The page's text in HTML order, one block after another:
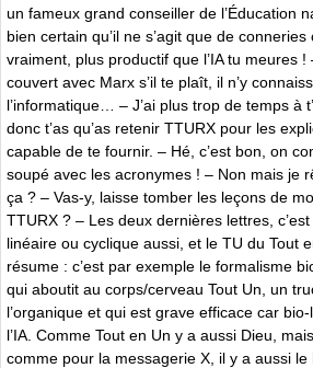
un fameux grand conseiller de l’Éducation
bien certain qu’il ne s’agit que de
vraiment, plus productif que l’IA tu meures
couvert avec Marx s’il te plaît, il n’y
l’informatique… – J’ai plus trop de temps à
donc t’as qu’as retenir TTURX pour les
capable de te fournir. – Hé, c’est bon, on
soupé avec les acronymes ! – Non mais je
ça ? – Vas-y, laisse tomber les leçons de
TTURX ? – Les deux dernières lettres,
linéaire ou cyclique aussi, et le TU du Tout
résume : c’est par exemple le formalisme
qui aboutit au corps/cerveau Tout Un, un
l’organique et qui est grave efficace car
l’IA. Comme Tout en Un y a aussi Dieu,
comme pour la messagerie X, il y a aussi